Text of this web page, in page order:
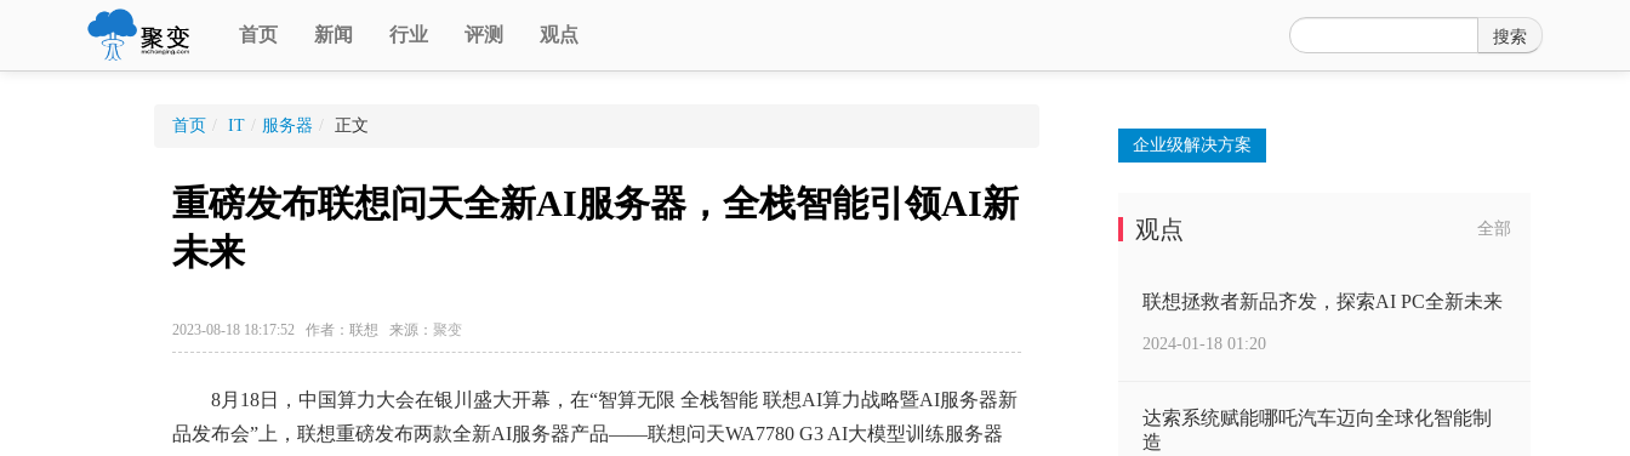
搜索
首页 新闻 行业 评测 观点
首页 / IT / 服务器 / 正文
重磅发布联想问天全新AI服务器，全栈智能引领AI新
未来
2023-08-18 18:17:52 作者：联想 来源： 聚变
8月18日，中国算力大会在银川盛大开幕，在“智算无限 全栈智能 联想AI算力战略暨AI服务器新
品发布会”上，联想重磅发布两款全新AI服务器产品——联想问天WA7780 G3 AI大模型训练服务器
企业级解决方案
全部
观点
联想拯救者新品齐发，探索AI PC全新未来
2024-01-18 01:20
达索系统赋能哪吒汽车迈向全球化智能制
造